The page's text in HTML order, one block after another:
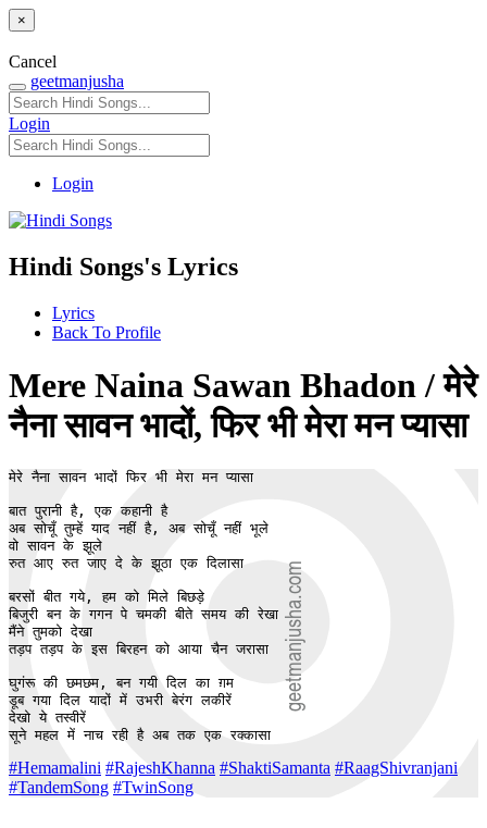
×
Cancel
geetmanjusha
Login
Login
Hindi Songs's Lyrics
Lyrics
Back To Profile
Mere Naina Sawan Bhadon / मेरे
नैना सावन भादों, फिर भी मेरा मन प्यासा
मेरे नैना सावन भादों फिर भी मेरा मन प्यासा
बात पुरानी है, एक कहानी है
अब सोचूँ तुम्हें याद नहीं है, अब सोचूँ नहीं भूले
वो सावन के झूले
रुत आए रुत जाए दे के झूठा एक दिलासा
बरसों बीत गये, हम को मिले बिछड़े
बिजुरी बन के गगन पे चमकी बीते समय की रेखा
मैंने तुमको देखा
तड़प तड़प के इस बिरहन को आया चैन जरासा
घुगंरू की छमछम, बन गयी दिल का ग़म
डूब गया दिल यादों में उभरी बेरंग लकीरें
देखो ये तस्वीरें
सूने महल में नाच रही है अब तक एक रक्कासा
#Hemamalini #RajeshKhanna #ShaktiSamanta #RaagShivranjani
#TandemSong #TwinSong